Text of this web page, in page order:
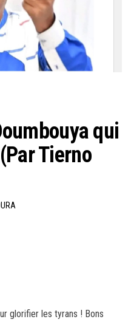
qui
Tierno
glorifier les tyrans ! Bons